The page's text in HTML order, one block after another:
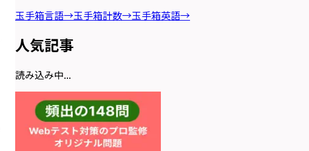
玉手箱言語→玉手箱計数→玉手箱英語→
人気記事
読み込み中...